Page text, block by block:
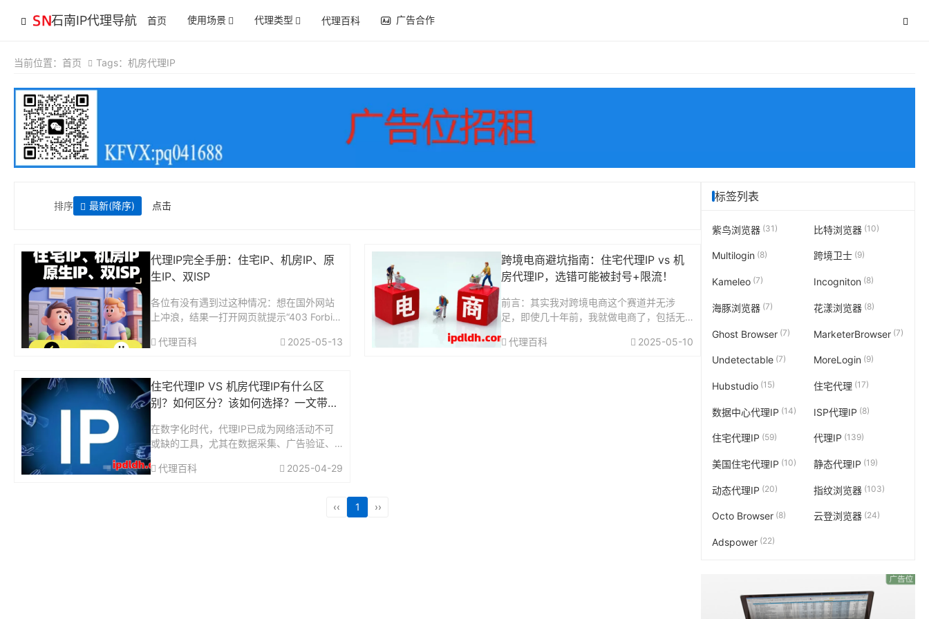
石南IP代理导航 首页 使用场景 代理类型 代理百科 广告合作
当前位置： 首页 Tags：机房代理IP
排序 最新(降序) 点击
代理IP完全手册：住宅IP、机房IP、原
生IP、双ISP
各位有没有遇到过这种情况：想在国外网站
上冲浪，结果一打开网页就提示“403 Forbid
结果一登陆就被封号，理由是“检测到可疑活
代理百科 2025-05-13
跨境电商避坑指南：住宅代理IP vs 机
房代理IP，选错可能被封号+限流！
前言：其实我对跨境电商这个赛道并无涉
足，即使几十年前，我就做电商了，包括无
大钱没赚到，但还算了解，甚至还做过关于
代理百科 2025-05-10
住宅代理IP VS 机房代理IP有什么区
别？如何区分？该如何选择？一文带你
在数字化时代，代理IP已成为网络活动不可
或缺的工具，尤其在数据采集、广告验证、
作为两大主流类型，其核心差异体现在IP来
代理百科 2025-04-29
‹‹ 1 ››
标签列表
紫鸟浏览器 (31) 比特浏览器(10)
Multilogin (8) 跨境卫士(9)
Kameleo (7) Incogniton (8)
海豚浏览器 (7) 花漾浏览器(8)
Ghost Browser (7) MarketerBrowser(7)
Undetectable (7) MoreLogin (9)
Hubstudio (15) 住宅代理 (17)
数据中心代理IP (14) ISP代理IP (8)
住宅代理IP (59) 代理IP (139)
美国住宅代理IP (10) 静态代理IP (19)
动态代理IP (20) 指纹浏览器(103)
Octo Browser (8) 云登浏览器(24)
Adspower (22)